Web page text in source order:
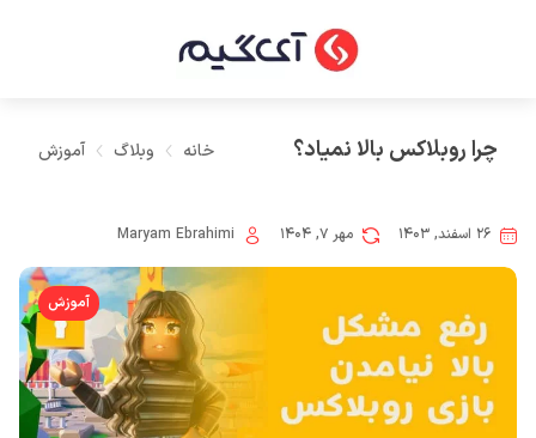
چرا روبلاکس بالا نمیاد؟ خانه وبلاگ آموزش
۲۶ اسفند, ۱۴۰۳ مهر ۷, ۱۴۰۴ Maryam Ebrahimi
آموزش